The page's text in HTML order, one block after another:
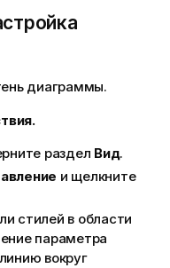
диаграммы.
раздел Вид.
и щелкните
стилей в области
параметра
вокруг